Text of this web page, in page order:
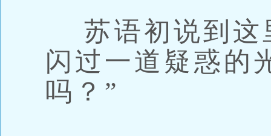
苏语初说到这
闪过一道疑惑的
吗？”